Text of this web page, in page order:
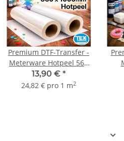
Premium DTF-Transfer -
Meterware Hotpeel 560
x1000mm
13,90 € *
24,82 € pro 1 m2